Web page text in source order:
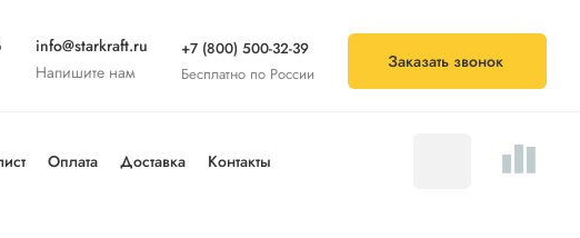
info@starkraft.ru
Напишите нам
+7 (800) 500-32-39
Бесплатно по России
Заказать звонок
Оплата Доставка Контакты